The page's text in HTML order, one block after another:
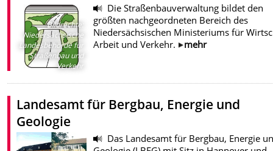
Bildrechte:
Niedersächsische
Landesbehörde für
Straßenbau und
Verkehr
Die Straßenbauverwaltung bildet den
größten nachgeordneten Bereich des
Niedersächsischen Ministeriums für
Arbeit und Verkehr.
mehr
Landesamt für Bergbau, Energie und
Geologie
Das Landesamt für Bergbau, Energie